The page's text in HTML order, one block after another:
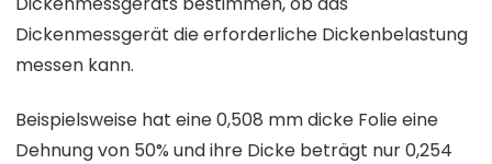
Dickenmessgerät die erforderliche Dickenbelastung
messen kann.
Beispielsweise hat eine 0,508 mm dicke Folie eine
Dehnung von 50% und ihre Dicke beträgt nur 0,254